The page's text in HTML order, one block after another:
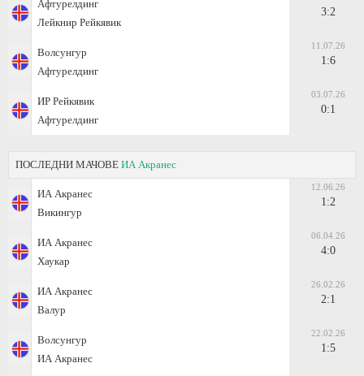
Афтурелдинг
Лейкнир Рейкявик
3:2
Волсунгур
Афтурелдинг
11.07.26
1:6
ИР Рейкявик
Афтурелдинг
03.07.26
0:1
ПОСЛЕДНИ МАЧОВЕ ИА Акранес
ИА Акранес
Викингур
12.06.26
1:2
ИА Акранес
Хаукар
06.04.26
4:0
ИА Акранес
Валур
26.02.26
2:1
Волсунгур
ИА Акранес
22.02.26
1:5